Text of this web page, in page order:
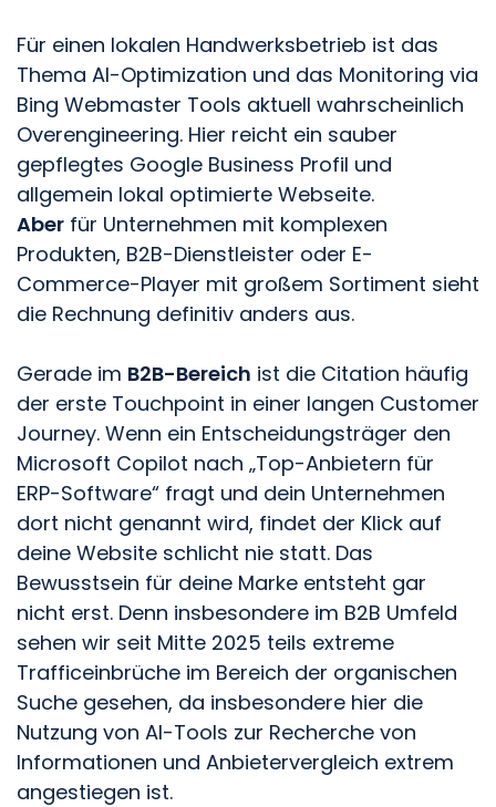
Für einen lokalen Handwerksbetrieb ist das
Thema AI-Optimization und das Monitoring via
Bing Webmaster Tools aktuell wahrscheinlich
Overengineering. Hier reicht ein sauber
gepflegtes Google Business Profil und
allgemein lokal optimierte Webseite.
Aber für Unternehmen mit komplexen
Produkten, B2B-Dienstleister oder E-
Commerce-Player mit großem Sortiment sieht
die Rechnung definitiv anders aus.
Gerade im B2B-Bereich ist die Citation häufig
der erste Touchpoint in einer langen Customer
Journey. Wenn ein Entscheidungsträger den
Microsoft Copilot nach „Top-Anbietern für
ERP-Software“ fragt und dein Unternehmen
dort nicht genannt wird, findet der Klick auf
deine Website schlicht nie statt. Das
Bewusstsein für deine Marke entsteht gar
nicht erst. Denn insbesondere im B2B Umfeld
sehen wir seit Mitte 2025 teils extreme
Trafficeinbrüche im Bereich der organischen
Suche gesehen, da insbesondere hier die
Nutzung von AI-Tools zur Recherche von
Informationen und Anbietervergleich extrem
angestiegen ist.